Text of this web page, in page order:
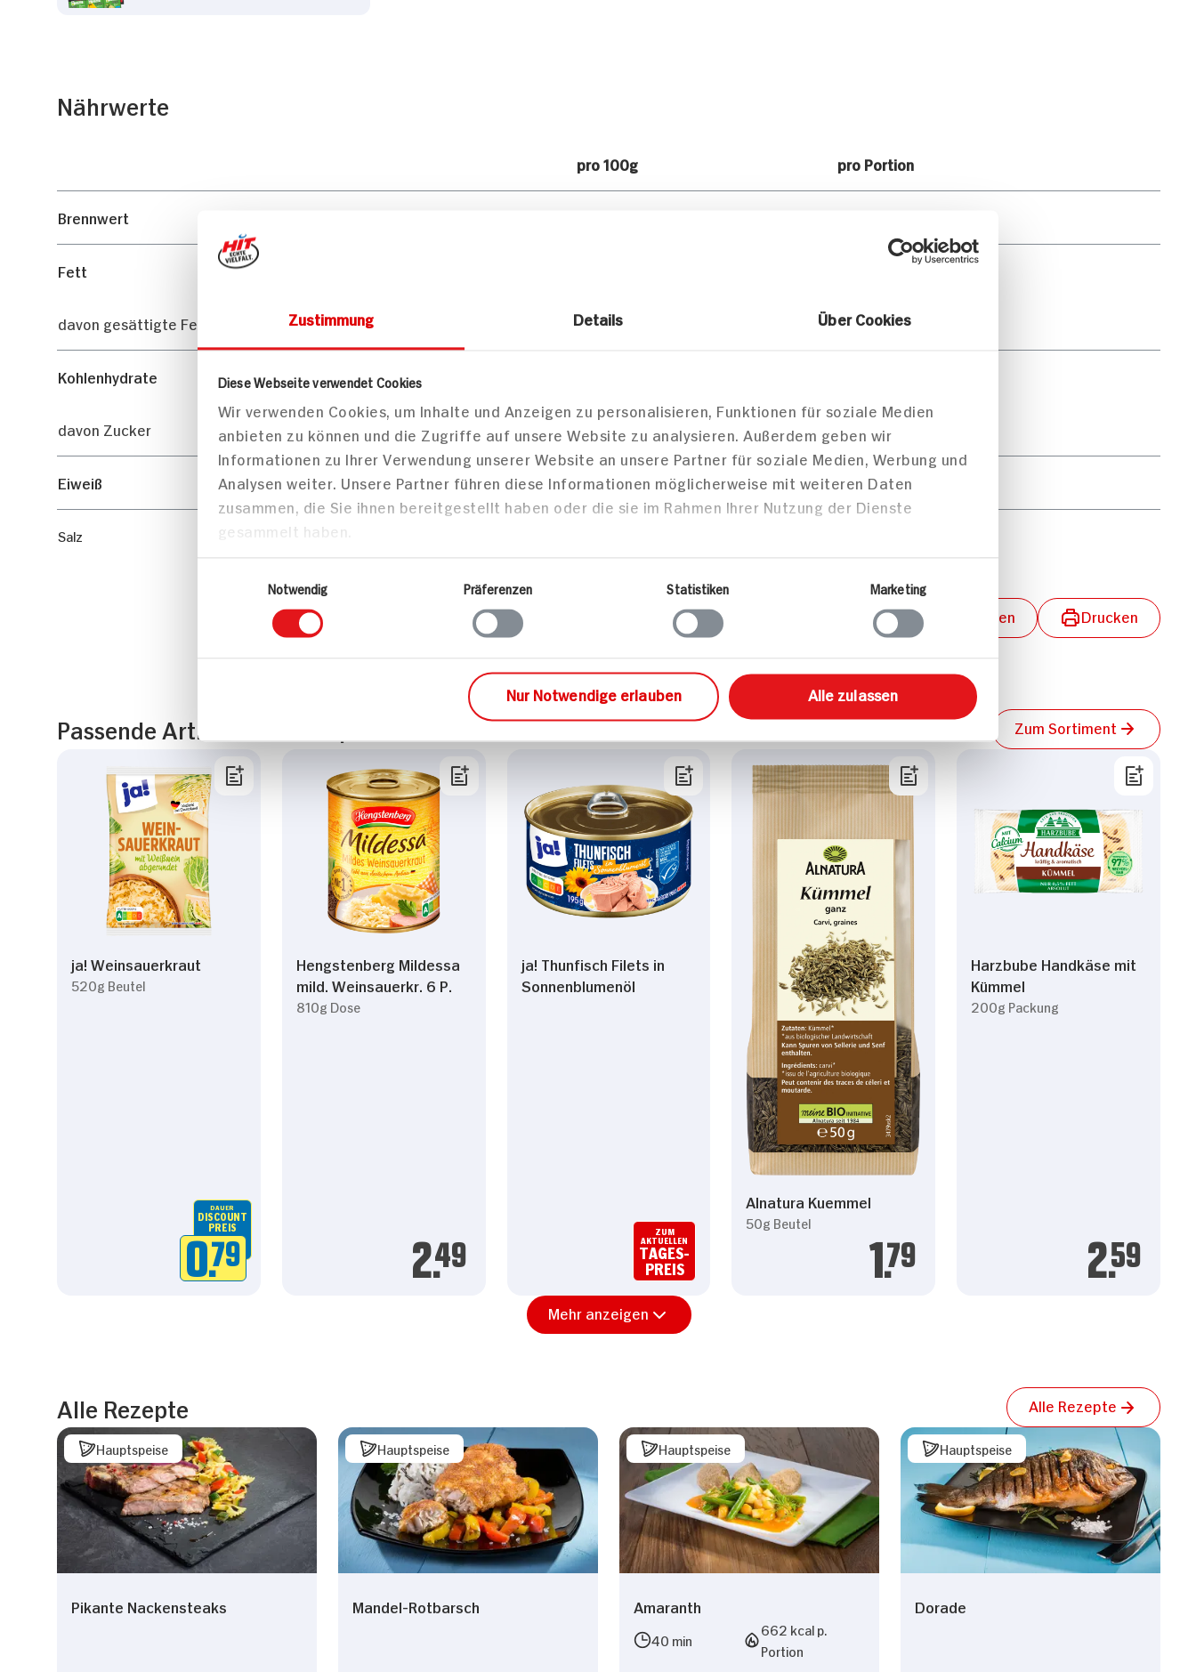
Zustimmung Details Über Cookies
Diese Webseite verwendet Cookies
Wir verwenden Cookies, um Inhalte und Anzeigen zu personalisieren, Funktionen für soziale Medien
anbieten zu können und die Zugriffe auf unsere Website zu analysieren. Außerdem geben wir
Informationen zu Ihrer Verwendung unserer Website an unsere Partner für soziale Medien, Werbung und
Analysen weiter. Unsere Partner führen diese Informationen möglicherweise mit weiteren Daten
zusammen, die Sie ihnen bereitgestellt haben oder die sie im Rahmen Ihrer Nutzung der Dienste
gesammelt haben.
Notwendig
Präferenzen Statistiken Marketing
Nur Notwendige erlauben Alle zulassen
Nährwerte
pro 100g pro Portion
Brennwert
Fett
davon gesättigte Fettsäuren 2g 16g
Kohlenhydrate
davon Zucker 2g 15g
Eiweiß 7g 54g
Salz
Mitteilungen aktivieren Teilen Drucken
Passende Artikel zum Rezept Zum Sortiment
ja! Weinsauerkraut
520g Beutel
DAUER
DISCOUNT
PREIS
0.79
Hengstenberg Mildessa
mild. Weinsauerkr. 6 P.
810g Dose
2.49
ja! Thunfisch Filets in
Sonnenblumenöl
ZUM
AKTUELLEN
TAGES-
PREIS
Alnatura Kuemmel
50g Beutel
1.79
Harzbube Handkäse mit
Kümmel
200g Packung
2.59
Mehr anzeigen
Alle Rezepte Alle Rezepte
Hauptspeise
Pikante Nackensteaks
Hauptspeise
Mandel-Rotbarsch
Hauptspeise
Amaranth
40 min
662 kcal p.
Portion
Hauptspeise
Dorade